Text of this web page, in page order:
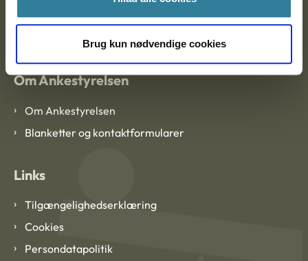
Brug kun nødvendige cookies
CVR: 1007 4002
Om Ankestyrelsen
Om Ankestyrelsen
Blanketter og kontaktformularer
Links
Tilgængelighedserklæring
Cookies
Persondatapolitik